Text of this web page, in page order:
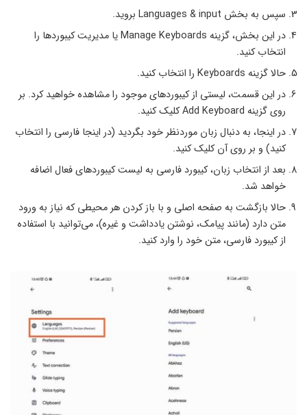
سپس به بخش Languages & input بروید.
در این بخش، گزینه Manage Keyboards یا مدیریت کیبوردها را
انتخاب کنید.
حالا گزینه Keyboards را انتخاب کنید.
در این قسمت، لیستی از کیبوردهای موجود را مشاهده خواهید کرد. بر
روی گزینه Add Keyboard کلیک کنید.
در اینجا، به دنبال زبان موردنظر خود بگردید (در اینجا فارسی را انتخاب
کنید) و بر روی آن کلیک کنید.
بعد از انتخاب زبان، کیبورد فارسی به لیست کیبوردهای فعال اضافه
خواهد شد.
حالا بازگشت به صفحه اصلی و با باز کردن هر محیطی که نیاز به ورود
متن دارد (مانند پیامک، نوشتن یادداشت و غیره)، می‌توانید با استفاده
از کیبورد فارسی، متن خود را وارد کنید.